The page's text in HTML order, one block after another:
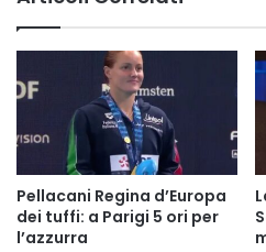
Pellacani Regina d’Europa
dei tuffi: a Parigi 5 ori per
l’azzurra